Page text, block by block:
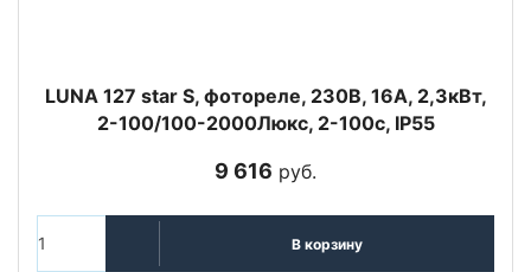
LUNA 127 star S, фотореле, 230В, 16А, 2,3кВт,
2-100/100-2000Люкс, 2-100c, IP55
9 616 руб.
В корзину